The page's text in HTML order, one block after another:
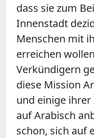
dass sie zum
Innenstadt
Menschen mit
erreichen
Verkündigern
diese Mission
und einige
auf Arabisch
schon, sich auf